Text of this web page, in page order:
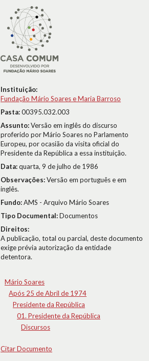
Instituição:
Fundação Mário Soares e Maria Barroso
Pasta:00395.032.003
Assunto:Versão em inglês do discurso
proferido por Mário Soares no Parlamento
Europeu, por ocasião da visita oficial do
Presidente da República a essa instituição.
Data:quarta, 9 de julho de 1986
Observações:Versão em português e em
inglês.
Fundo:AMS - Arquivo Mário Soares
Tipo Documental:Documentos
Direitos:
A publicação, total ou parcial, deste documento
exige prévia autorização da entidade
detentora.
Mário Soares
Após 25 de Abril de 1974
Presidente da República
01. Presidente da República
Discursos
Citar Documento